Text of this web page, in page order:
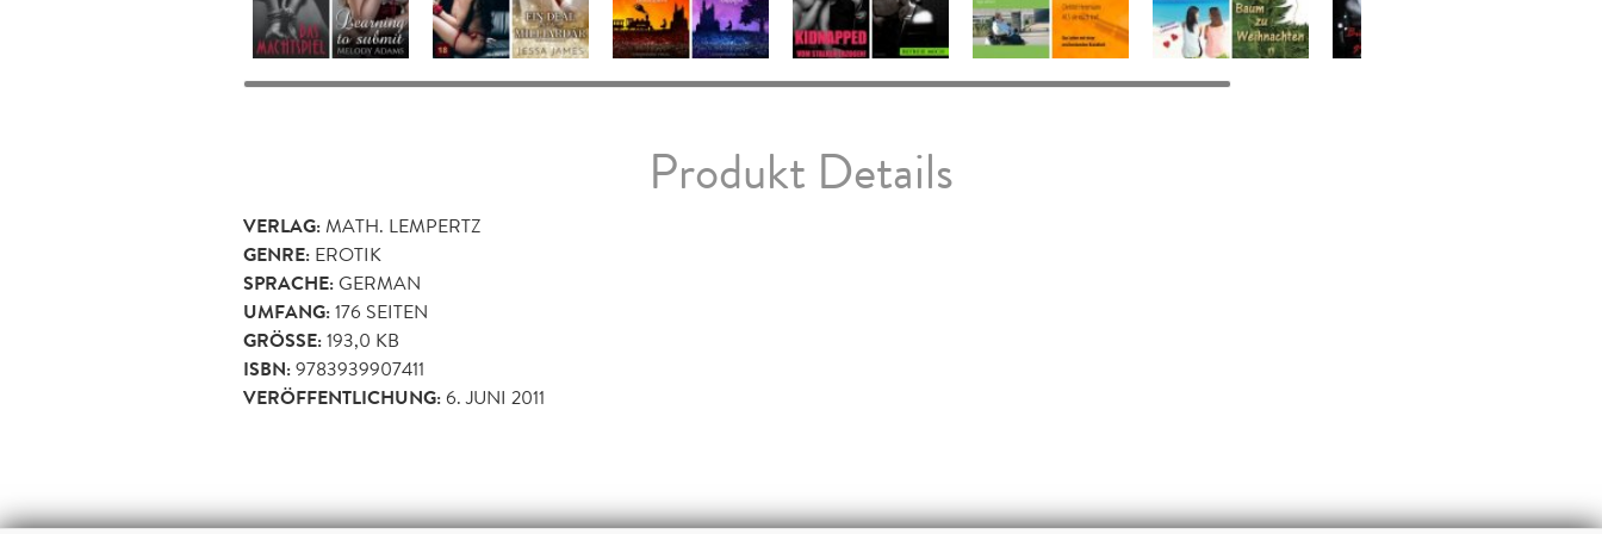
Produkt Details
VERLAG:MATH. LEMPERTZ
GENRE: EROTIK
SPRACHE:GERMAN
UMFANG:176 SEITEN
GRÖSSE: 193,0 KB
ISBN:9783939907411
VERÖFFENTLICHUNG:6. JUNI 2011